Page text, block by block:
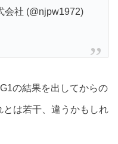
社 (@njpw1972)
の結果を出してからの
は若干、違うかもしれ